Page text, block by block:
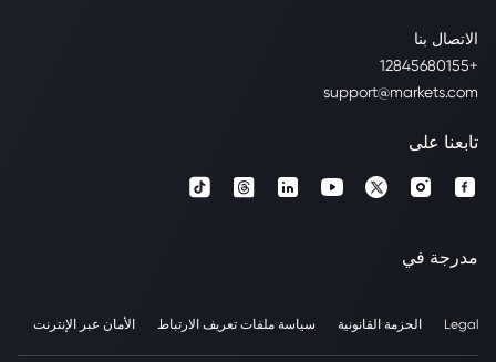
الاتصال بنا
+12845680155
support@markets.com
تابعنا على
مدرجة في
Legal الحزمة القانونية سياسة ملفات تعريف الارتباط الأمان عبر الإنترنت